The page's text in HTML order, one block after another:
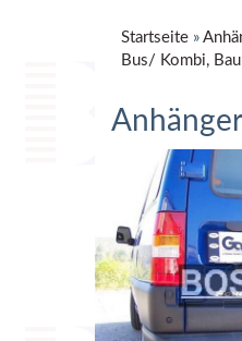
Startseite »
Bus/ Kombi,